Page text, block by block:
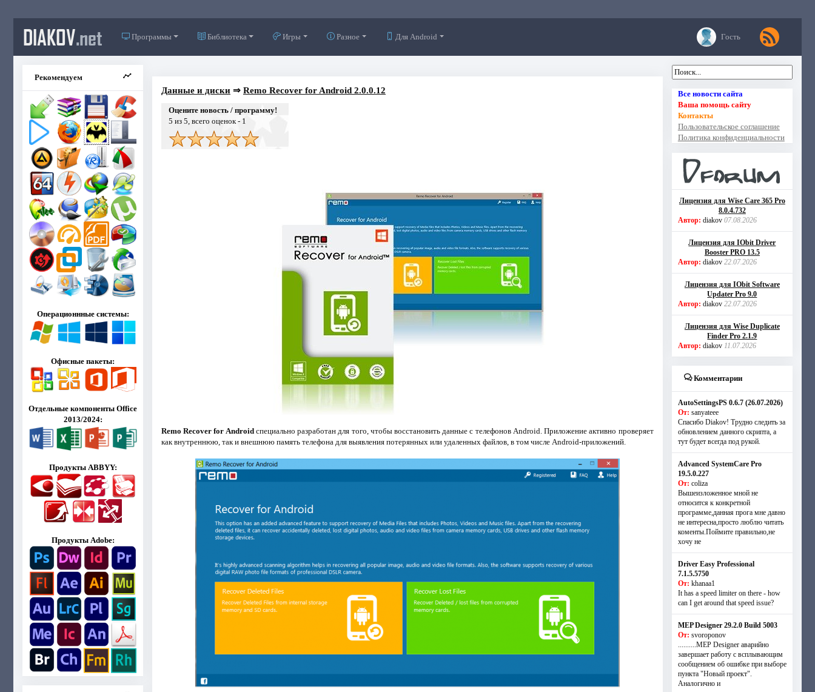
DIAKOV.net Программы Библиотека Игры Разное Для Android Гость
Рекомендуем
Операционнные системы:
Офисные пакеты:
Отдельные компоненты Office
2013/2024:
Продукты ABBYY:
Продукты Adobe:
Данные и диски⇒ Remo Recover for Android 2.0.0.12
Оцените новость / программу!
5 из 5, всего оценок - 1
Remo Recover for Androidспециально разработан для того, чтобы восстановить данные с телефонов Android. Приложение активно проверяет
как внутреннюю, так и внешнюю память телефона для выявления потерянных или удаленных файлов, в том числе Android-приложений.
Все новости сайта
Ваша помощь сайту
Контакты
Пользовательское соглашение
Политика конфиденциальности
Лицензия для Wise Care 365 Pro
8.0.4.732
Автор: diakov 07.08.2026
Лицензия для IObit Driver
Booster PRO 13.5
Автор: diakov 22.07.2026
Лицензия для IObit Software
Updater Pro 9.0
Автор: diakov 22.07.2026
Лицензия для Wise Duplicate
Finder Pro 2.1.9
Автор: diakov 11.07.2026
Комментарии
AutoSettingsPS 0.6.7 (26.07.2026)
От: sanyateee
Спасибо Diakov! Трудно следить за
обновлением данного скрипта, а
тут будет всегда под рукой.
Advanced SystemCare Pro
19.5.0.227
От: coliza
Вышеизложенное мной не
относится к конкретной
программе,данная прога мне давно
не интересна,просто люблю читать
коменты.Поймите правильно,не
хочу не
Driver Easy Professional
7.1.5.5750
От: khanaa1
It has a speed limiter on there - how
can I get around that speed issue?
MEP Designer 29.2.0 Build 5003
От: svoroponov
..........MEP Designer аварийно
завершает работу с всплывающим
сообщением об ошибке при выборе
пункта "Новый проект".
Аналогично и